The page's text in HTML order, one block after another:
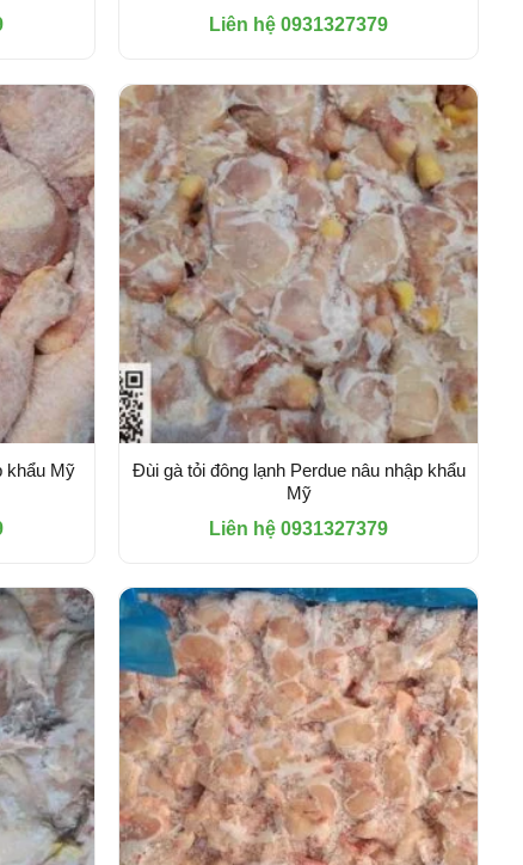
Liên hệ 0931327379
khẩu Mỹ
Đùi gà tỏi đông lạnh Perdue nâu nhập khẩu
Mỹ
Liên hệ 0931327379